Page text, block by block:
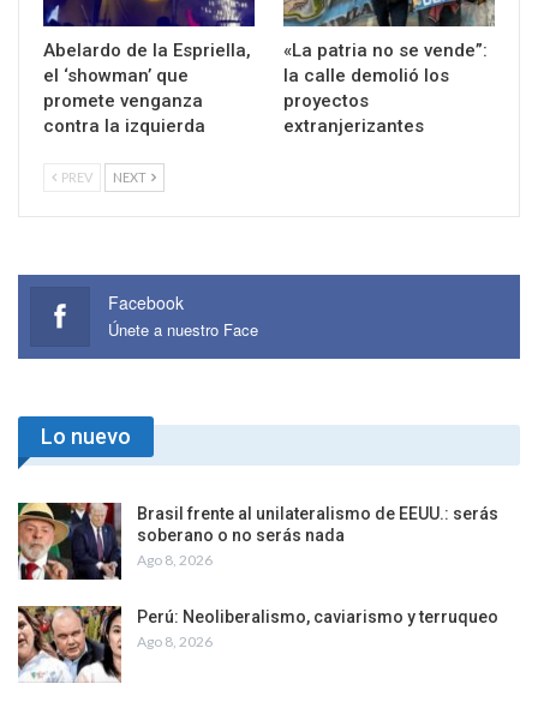
Abelardo de la Espriella,
el ‘showman’ que
promete venganza
contra la izquierda
«La patria no se vende”:
la calle demolió los
proyectos
extranjerizantes
PREV NEXT
Facebook
Únete a nuestro Face
Lo nuevo
Brasil frente al unilateralismo de EEUU.: serás
soberano o no serás nada
Ago 8, 2026
Perú: Neoliberalismo, caviarismo y terruqueo
Ago 8, 2026